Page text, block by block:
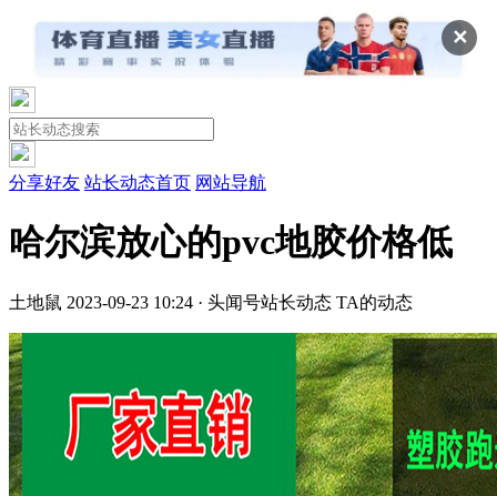
✕
分享好友 站长动态首页 网站导航
哈尔滨放心的pvc地胶价格低
土地鼠 2023-09-23 10:24 · 头闻号站长动态 TA的动态